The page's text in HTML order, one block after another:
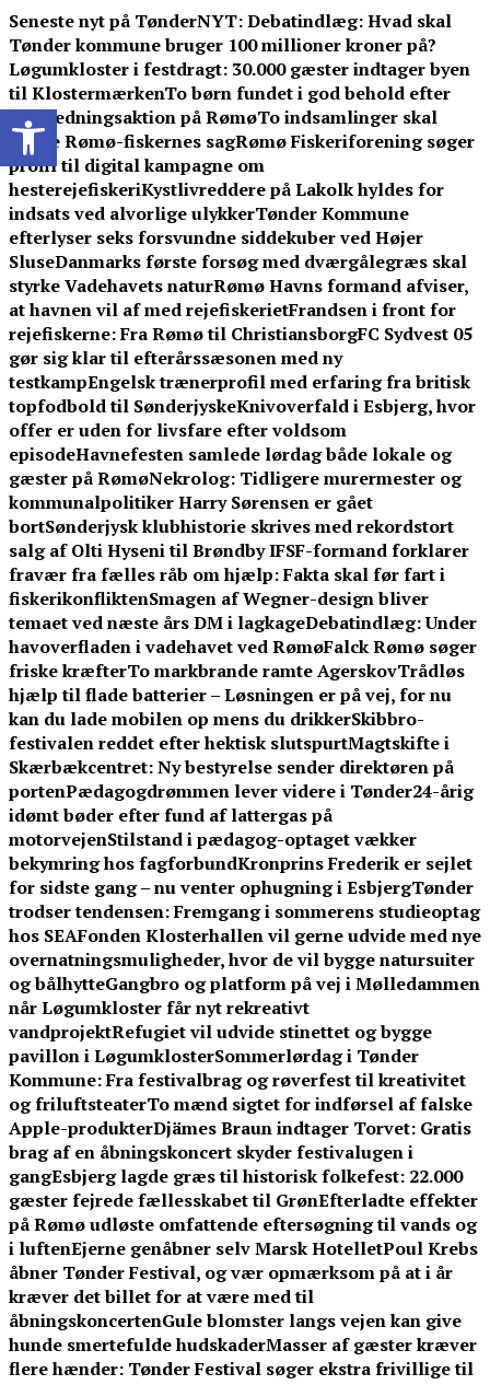
Skip
to
content
Seneste nyt på TønderNYT:Debatindlæg: Hvad skal
Tønder kommune bruger 100 millioner kroner på?
Løgumkloster i festdragt: 30.000 gæster indtager byen
til KlostermærkenTo børn fundet i god behold efter
stor redningsaktion på RømøTo indsamlinger skal
styrke Rømø-fiskernes sagRømø Fiskeriforening søger
profil til digital kampagne om
hesterejefiskeriKystlivreddere på Lakolk hyldes for
indsats ved alvorlige ulykkerTønder Kommune
efterlyser seks forsvundne siddekuber ved Højer
SluseDanmarks første forsøg med dværgålegræs skal
styrke Vadehavets naturRømø Havns formand afviser,
at havnen vil af med rejefiskerietFrandsen i front for
rejefiskerne: Fra Rømø til ChristiansborgFC Sydvest 05
gør sig klar til efterårssæsonen med ny
testkampEngelsk trænerprofil med erfaring fra britisk
topfodbold til SønderjyskeKnivoverfald i Esbjerg, hvor
offer er uden for livsfare efter voldsom
episodeHavnefesten samlede lørdag både lokale og
gæster på RømøNekrolog: Tidligere murermester og
kommunalpolitiker Harry Sørensen er gået
bortSønderjysk klubhistorie skrives med rekordstort
salg af Olti Hyseni til Brøndby IFSF-formand forklarer
fravær fra fælles råb om hjælp: Fakta skal før fart i
fiskerikonfliktenSmagen af Wegner-design bliver
temaet ved næste års DM i lagkageDebatindlæg: Under
havoverfladen i vadehavet ved RømøFalck Rømø søger
friske kræfterTo markbrande ramte AgerskovTrådløs
hjælp til flade batterier – Løsningen er på vej, for nu
kan du lade mobilen op mens du drikkerSkibbro-
festivalen reddet efter hektisk slutspurtMagtskifte i
Skærbækcentret: Ny bestyrelse sender direktøren på
portenPædagogdrømmen lever videre i Tønder24-årig
idømt bøder efter fund af lattergas på
motorvejenStilstand i pædagog-optaget vækker
bekymring hos fagforbundKronprins Frederik er sejlet
for sidste gang – nu venter ophugning i EsbjergTønder
trodser tendensen: Fremgang i sommerens studieoptag
hos SEAFonden Klosterhallen vil gerne udvide med nye
overnatningsmuligheder, hvor de vil bygge natursuiter
og bålhytteGangbro og platform på vej i Mølledammen
når Løgumkloster får nyt rekreativt
vandprojektRefugiet vil udvide stinettet og bygge
pavillon i LøgumklosterSommerlørdag i Tønder
Kommune: Fra festivalbrag og røverfest til kreativitet
og friluftsteaterTo mænd sigtet for indførsel af falske
Apple-produkterDjämes Braun indtager Torvet: Gratis
brag af en åbningskoncert skyder festivalugen i
gangEsbjerg lagde græs til historisk folkefest: 22.000
gæster fejrede fællesskabet til GrønEfterladte effekter
på Rømø udløste omfattende eftersøgning til vands og
i luftenEjerne genåbner selv Marsk HotelletPoul Krebs
åbner Tønder Festival, og vær opmærksom på at i år
kræver det billet for at være med til
åbningskoncertenGule blomster langs vejen kan give
hunde smertefulde hudskaderMasser af gæster kræver
flere hænder: Tønder Festival søger ekstra frivillige til
Open toolbar